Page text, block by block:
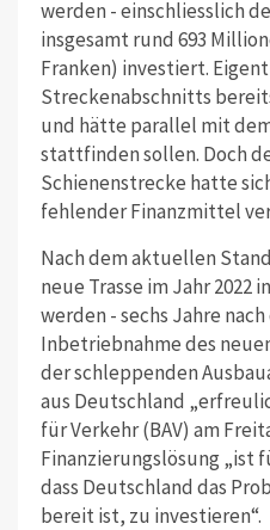
werden - einschliesslich
insgesamt rund 693
Franken) investiert.
Streckenabschnitts
und hätte parallel mit
stattfinden sollen. Doch
Schienenstrecke hatte
fehlender Finanzmittel
Nach dem aktuellen
neue Trasse im Jahr 2022
werden - sechs Jahre
Inbetriebnahme des
der schleppenden
aus Deutschland
für Verkehr (BAV) am
Finanzierungslösung „ist
dass Deutschland das
bereit ist, zu investieren“.